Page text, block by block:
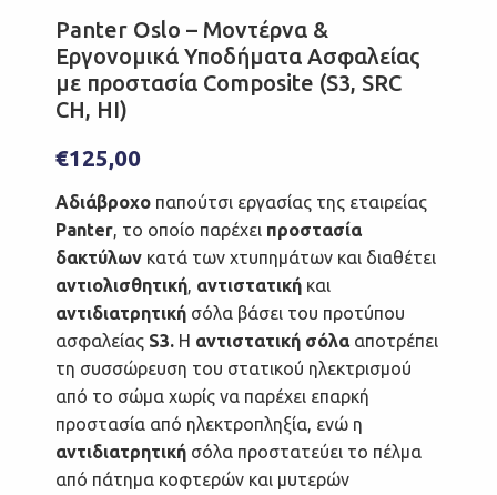
Panter Oslo – Μοντέρνα &
Εργονομικά Υποδήματα Ασφαλείας
με προστασία Composite (S3, SRC
CH, HI)
€125,00
Αδιάβροχο παπούτσι εργασίας της εταιρείας
Panter, το οποίο παρέχει προστασία
δακτύλων κατά των χτυπημάτων και διαθέτει
αντιολισθητική, αντιστατική και
αντιδιατρητική σόλα βάσει του προτύπου
ασφαλείας S3. Η αντιστατική σόλααποτρέπει
τη συσσώρευση του στατικού ηλεκτρισμού
από το σώμα χωρίς να παρέχει επαρκή
προστασία από ηλεκτροπληξία, ενώ η
αντιδιατρητική σόλα προστατεύει το πέλμα
από πάτημα κοφτερών και μυτερών